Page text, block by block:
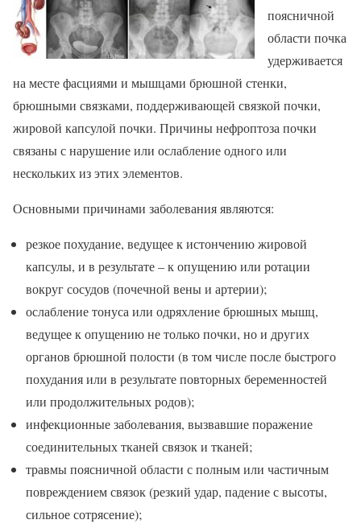
поясничной
области почка
удерживается
на месте фасциями и мышцами брюшной стенки,
брюшными связками, поддерживающей связкой почки,
жировой капсулой почки. Причины нефроптоза почки
связаны с нарушение или ослабление одного или
нескольких из этих элементов.
Основными причинами заболевания являются:
резкое похудание, ведущее к истончению жировой
капсулы, и в результате – к опущению или ротации
вокруг сосудов (почечной вены и артерии);
ослабление тонуса или одряхление брюшных мышц,
ведущее к опущению не только почки, но и других
органов брюшной полости (в том числе после быстрого
похудания или в результате повторных беременностей
или продолжительных родов);
инфекционные заболевания, вызвавшие поражение
соединительных тканей связок и тканей;
травмы поясничной области с полным или частичным
повреждением связок (резкий удар, падение с высоты,
сильное сотрясение);